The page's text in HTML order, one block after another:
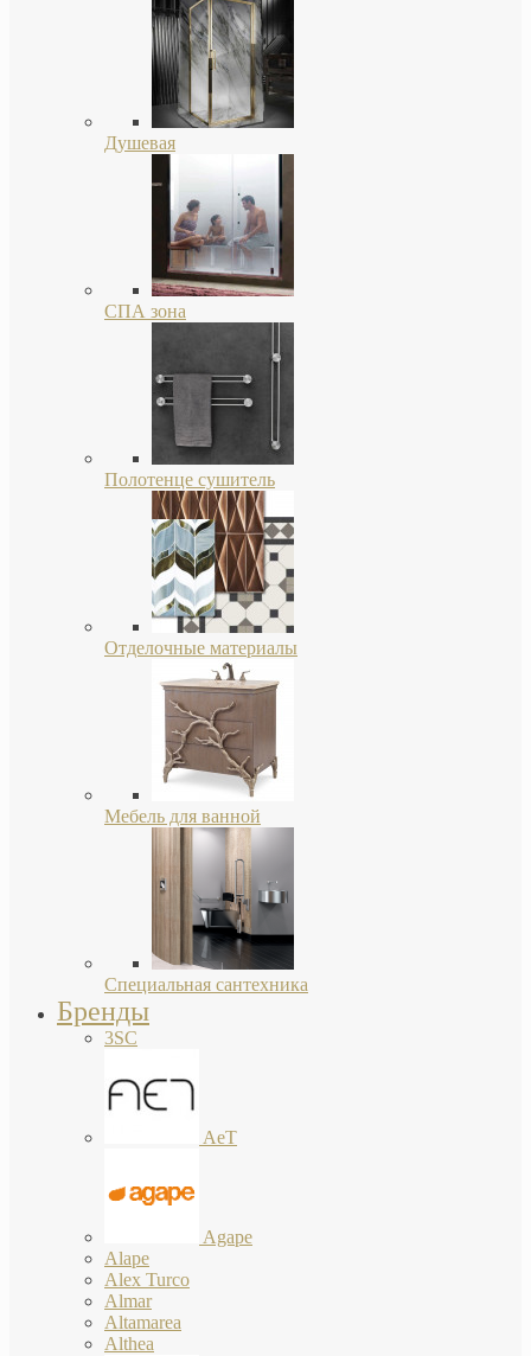
Душевая
СПА зона
Полотенце сушитель
Отделочные материалы
Мебель для ванной
Специальная сантехника
Бренды
3SC
AeT
Agape
Alape
Alex Turco
Almar
Altamarea
Althea